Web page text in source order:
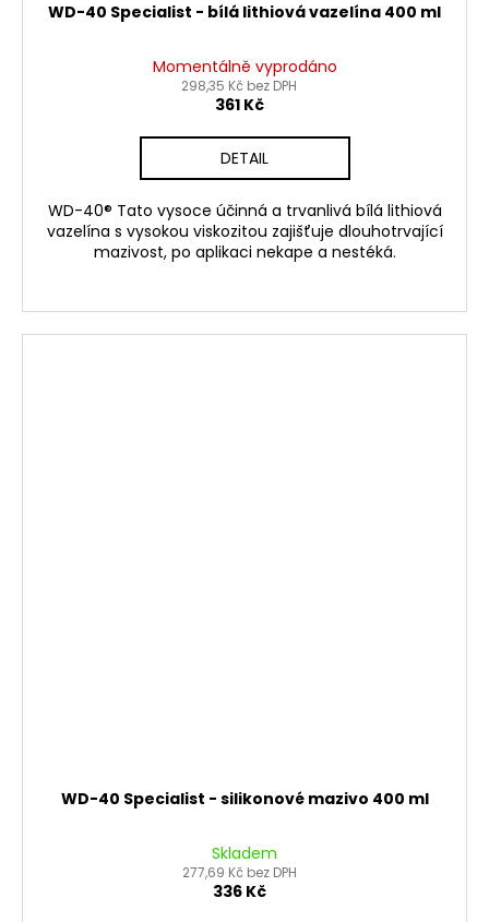
WD-40 Specialist - bílá lithiová vazelína 400 ml
Momentálně vyprodáno
298,35 Kč bez DPH
361 Kč
DETAIL
WD-40® Tato vysoce účinná a trvanlivá bílá lithiová
vazelína s vysokou viskozitou zajišťuje dlouhotrvající
mazivost, po aplikaci nekape a nestéká.
WD-40 Specialist - silikonové mazivo 400 ml
Skladem
277,69 Kč bez DPH
336 Kč